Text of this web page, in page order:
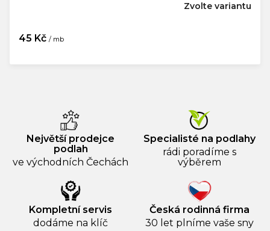
45 Kč / mb
Zvolte variantu
Největší prodejce
podlah
ve východních Čechách
Specialisté na podlahy
rádi poradíme s
výběrem
Kompletní servis
dodáme na klíč
Česká rodinná firma
30 let plníme vaše sny